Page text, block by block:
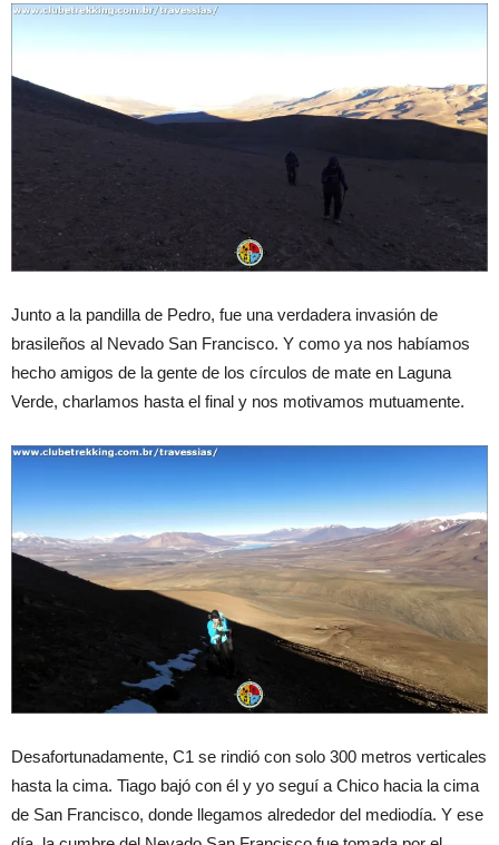
Junto a la pandilla de Pedro, fue una verdadera invasión de
brasileños al Nevado San Francisco. Y como ya nos habíamos
hecho amigos de la gente de los círculos de mate en Laguna
Verde, charlamos hasta el final y nos motivamos mutuamente.
Desafortunadamente, C1 se rindió con solo 300 metros verticales
hasta la cima. Tiago bajó con él y yo seguí a Chico hacia la cima
de San Francisco, donde llegamos alrededor del mediodía. Y ese